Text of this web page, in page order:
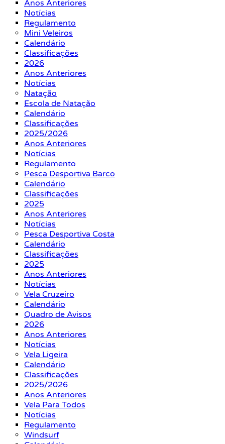
Anos Anteriores
Notícias
Regulamento
Mini Veleiros
Calendário
Classificações
2026
Anos Anteriores
Notícias
Natação
Escola de Natação
Calendário
Classificações
2025/2026
Anos Anteriores
Notícias
Regulamento
Pesca Desportiva Barco
Calendário
Classificações
2025
Anos Anteriores
Notícias
Pesca Desportiva Costa
Calendário
Classificações
2025
Anos Anteriores
Notícias
Vela Cruzeiro
Calendário
Quadro de Avisos
2026
Anos Anteriores
Notícias
Vela Ligeira
Calendário
Classificações
2025/2026
Anos Anteriores
Vela Para Todos
Notícias
Regulamento
Windsurf